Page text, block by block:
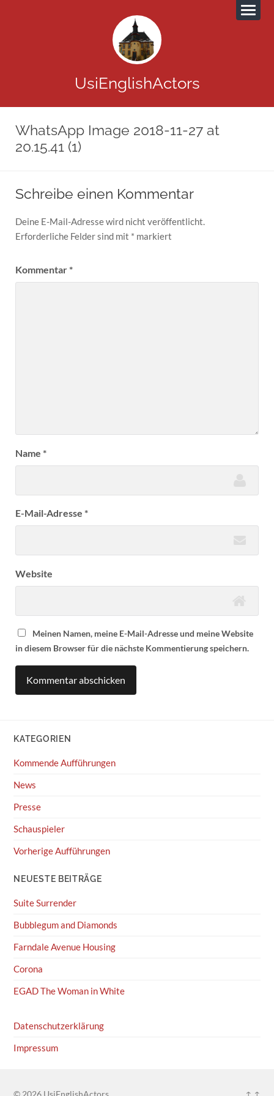
UsiEnglishActors
WhatsApp Image 2018-11-27 at
20.15.41 (1)
Schreibe einen Kommentar
Deine E-Mail-Adresse wird nicht veröffentlicht.
Erforderliche Felder sind mit * markiert
Kommentar*
Name *
E-Mail-Adresse *
Website
Meinen Namen, meine E-Mail-Adresse und meine Website
in diesem Browser für die nächste Kommentierung speichern.
KATEGORIEN
Kommende Aufführungen
News
Presse
Schauspieler
Vorherige Aufführungen
NEUESTE BEITRÄGE
Suite Surrender
Bubblegum and Diamonds
Farndale Avenue Housing
Corona
EGAD The Woman in White
Datenschutzerklärung
Impressum
© 2026 UsiEnglishActors ↑ ↑